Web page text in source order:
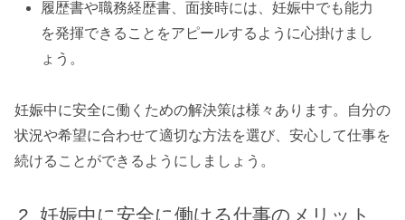
履歴書や職務経歴書、面接時には、妊娠中でも能力
を発揮できることをアピールするように心掛けまし
ょう。
妊娠中に安全に働くための解決策は様々あります。自分の
状況や希望に合わせて適切な方法を選び、安心して仕事を
続けることができるようにしましょう。
妊娠中に安全に働ける仕事のメリット